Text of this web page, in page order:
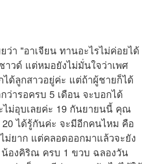
ว่า "อาเจียน ทานอะไรไม่ค่อยได้
าวด์ แต่หมอยังไม่มั่นใจว่าเพศ
ได้ลูกสาวอยู่ค่ะ แต่ถ้าผู้ชายก็ได้
ารอครบ 5 เดือน จะบอกได้
ม่อุบเลยค่ะ 19 กันยายนนี้ คุณ
ได้รู้กันค่ะ จะมีอีกคนไหม คือ
ม่ยาก แต่คลอดออกมาแล้วจะยัง
น้องคิริณ ครบ 1 ขวบ ฉลองวัน